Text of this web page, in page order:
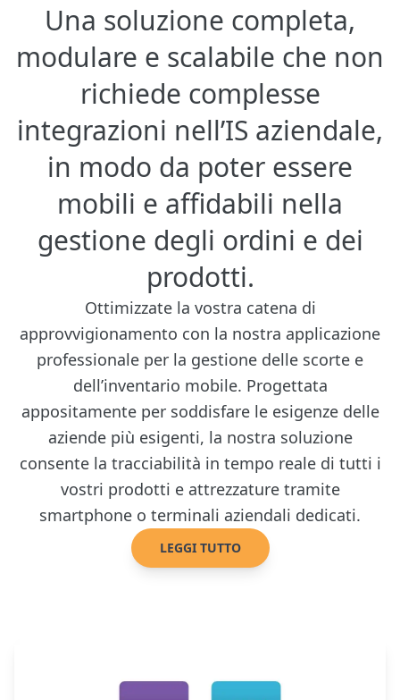
Una soluzione completa,
modulare e scalabile che non
richiede complesse
integrazioni nell’IS aziendale,
in modo da poter essere
mobili e affidabili nella
gestione degli ordini e dei
prodotti.
Ottimizzate la vostra catena di
approvvigionamento con la nostra applicazione
professionale per la gestione delle scorte e
dell’inventario mobile. Progettata
appositamente per soddisfare le esigenze delle
aziende più esigenti, la nostra soluzione
consente la tracciabilità in tempo reale di tutti i
vostri prodotti e attrezzature tramite
smartphone o terminali aziendali dedicati.
LEGGI TUTTO